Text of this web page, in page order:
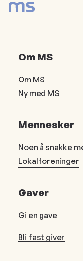
Om MS
Om MS
Ny med MS
Mennesker
Noen å snakke
Lokalforeninger
Gaver
Gi en gave
Bli fast giver